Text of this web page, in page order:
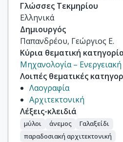
Γλώσσες Τεκμηρίου
Ελληνικά
Δημιουργός
Παπανδρέου, Γεώργιος Ε.
Κύρια θεματική
Μηχανολογία –
Λοιπές θεματικές
Λαογραφία
Αρχιτεκτονική
Λέξεις-κλειδιά
μύλοι άνεμος
Γαλαξείδι
παραδοσιακή αρχιτεκτονική